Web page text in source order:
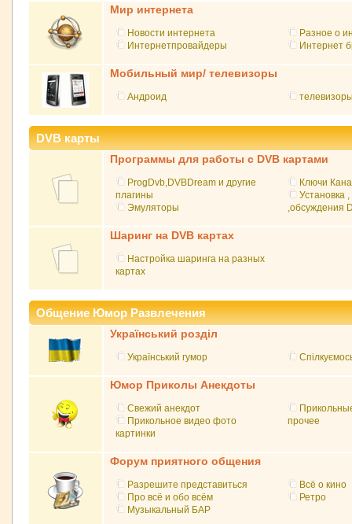
Мир интернета
Новости интернета
Интернетпровайдеры
Разное о
Интернет
Мобильный мир/ телевизоры
Андроид
DVB карты
Программы для работы с DVB картами
ProgDvb,DVBDream и другие
плагины
Эмуляторы
Ключи
Установка
,обсуждения
Шаринг на DVB картах
Настройка шаринга на разных
картах
Общение Юмор Развлечения
Український розділ
Український гумор
Юмор Приколы Анекдоты
Свежий анекдот
Прикольное видео фото
картинки
прочее
Форум приятного общения
Разрешите представиться
Про всё и обо всём
Музыкальный БАР
Всё о кино
Ретро